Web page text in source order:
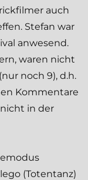
auch
Stefan war
anwesend.
waren nicht
noch 9), d.h.
Kommentare
in der
(Totentanz)